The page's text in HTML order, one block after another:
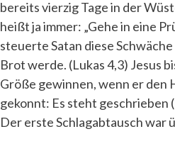
bereits vierzig Tage in der
heißt ja immer: „Gehe in eine
steuerte Satan diese
Brot werde. (Lukas 4,3) Jesus
Größe gewinnen, wenn er den
gekonnt: Es steht geschrieben
Der erste Schlagabtausch war